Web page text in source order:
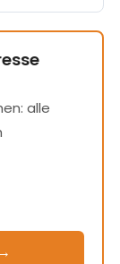
alle